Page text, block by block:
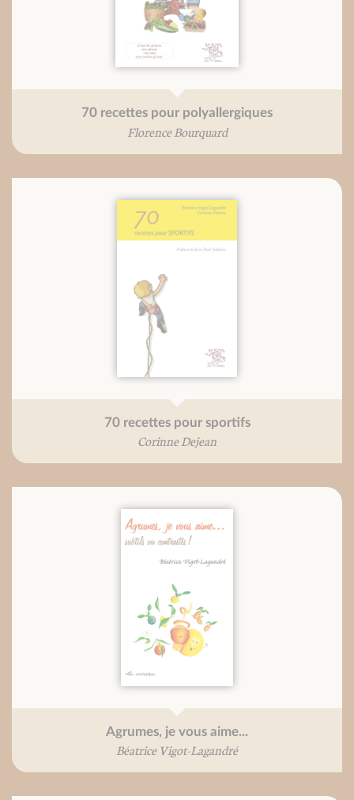
70 recettes pour polyallergiques
Florence Bourquard
70 recettes pour sportifs
Corinne Dejean
Agrumes, je vous aime...
Béatrice Vigot-Lagandré